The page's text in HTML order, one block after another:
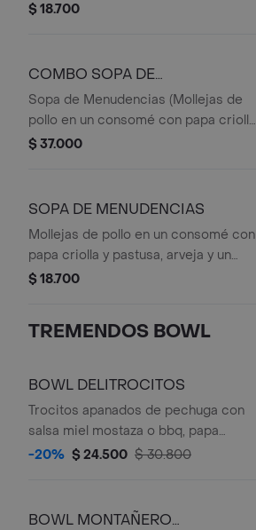
$ 18.700
COMBO SOPA DE
MENUDENCIAS
Sopa de Menudencias (Mollejas de
pollo en un consomé con papa criolla
y pastusa + arveja y un toque de
personal en botella.
$ 37.000
SOPA DE MENUDENCIAS
Mollejas de pollo en un consomé con
papa criolla y pastusa, arveja y un
toque de cilantro.
$ 18.700
TREMENDOS BOWL
BOWL DELITROCITOS
Trocitos apanados de pechuga con
salsa miel mostaza o bbq, papa
artesanal, frijol y arroz blanco, con
-20% $ 24.500 $ 30.800
BOWL MONTAÑERO